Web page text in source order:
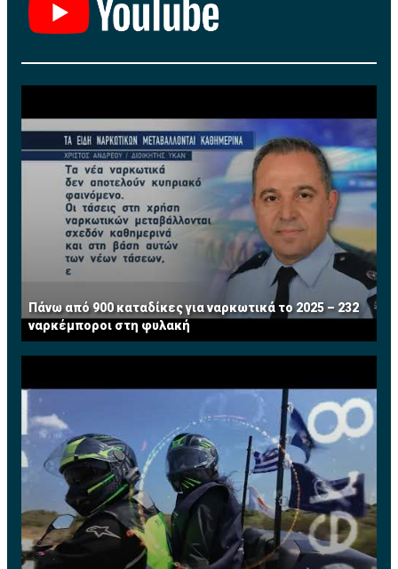
Πάνω από 900 καταδίκες για ναρκωτικά το 2025 – 232
ναρκέμποροι στη φυλακή